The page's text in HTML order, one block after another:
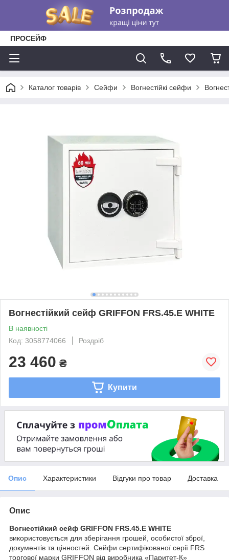
ПРОСЕЙФ
Каталог товарів Сейфи Вогнестійкі сейфи
Вогнестійкий сейф GRIFFON FRS.45.E WHITE
В наявності
Код: 3058774066
Роздріб
23 460 ₴
Купити
Опис Характеристики Відгуки про товар Доставка
Опис
Вогнестійкий сейф GRIFFON FRS.45.E WHITE
використовується для зберігання грошей, особистої зброї,
документів та цінностей. Сейфи сертифікованої серії FRS
торгової марки GRIFFON від виробника «Паритет-К»